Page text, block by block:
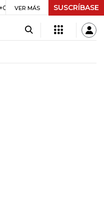
UVR $ 417,01 +$ 0,05
VER MÁS SUSCRÍBASE